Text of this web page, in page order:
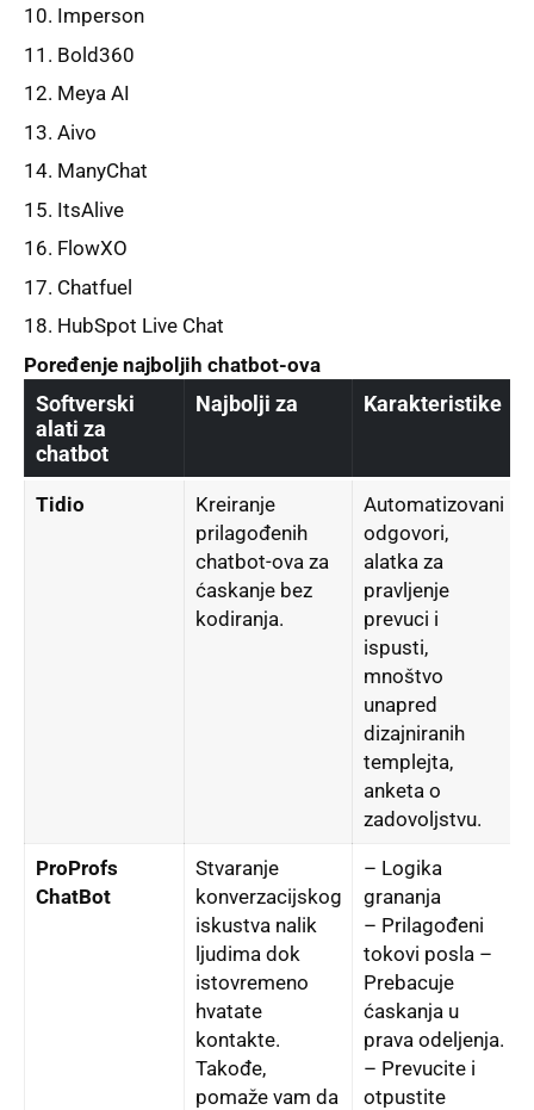
Imperson
Bold360
Meya AI
Aivo
ManyChat
ItsAlive
FlowXO
Chatfuel
HubSpot Live Chat
Poređenje najbolјih chatbot-ova
Softverski
alati za
chatbot
Najbolјi za Karakteristike
Tidio
Kreiranje
prilagođenih
chatbot-ova za
ćaskanje bez
kodiranja.
Automatizovani
odgovori,
alatka za
pravlјenje
prevuci i
ispusti,
mnoštvo
unapred
dizajniranih
templejta,
anketa o
zadovolјstvu.
ProProfs
ChatBot
Stvaranje
konverzacijskog
iskustva nalik
lјudima dok
istovremeno
hvatate
kontakte.
Takođe,
pomaže vam da
– Logika
grananja
– Prilagođeni
tokovi posla –
Prebacuje
ćaskanja u
prava odelјenja.
– Prevucite i
otpustite